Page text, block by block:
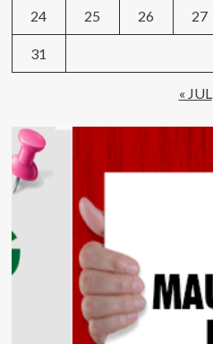
24 25 26 27
31
« JUL